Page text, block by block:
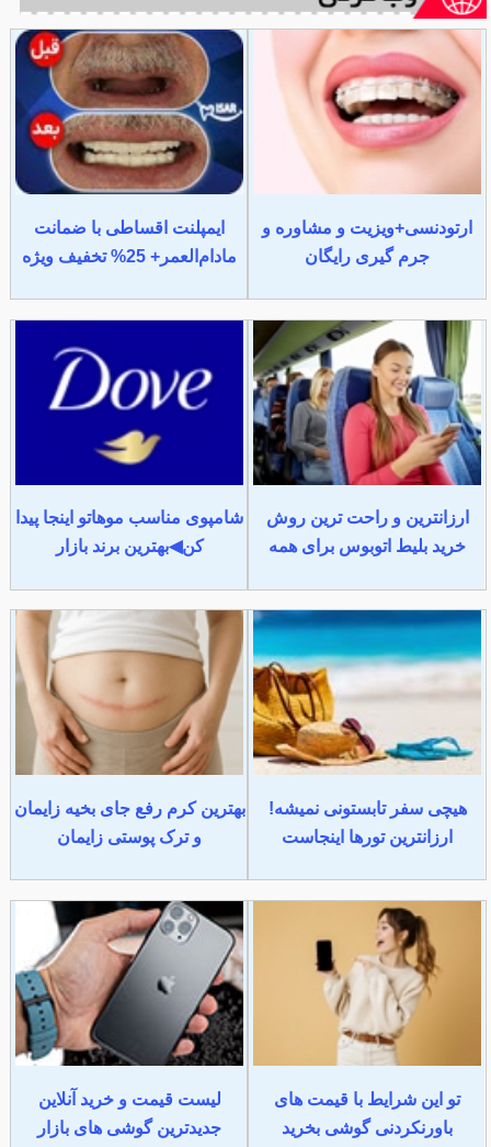
ارتودنسی+ویزیت و مشاوره و
جرم گیری رایگان
ایمپلنت اقساطی با ضمانت
مادام‌العمر+ 25% تخفیف ویژه
ارزانترین و راحت ترین روش
خرید بلیط اتوبوس برای همه
شامپوی مناسب موهاتو اینجا پیدا
کن◀بهترین برند بازار
هیچی سفر تابستونی نمیشه!
ارزانترین تورها اینجاست
بهترین کرم رفع جای بخیه زایمان
و ترک پوستی زایمان
تو این شرایط با قیمت های
باورنکردنی گوشی بخرید
لیست قیمت و خرید آنلاین
جدیدترین گوشی های بازار